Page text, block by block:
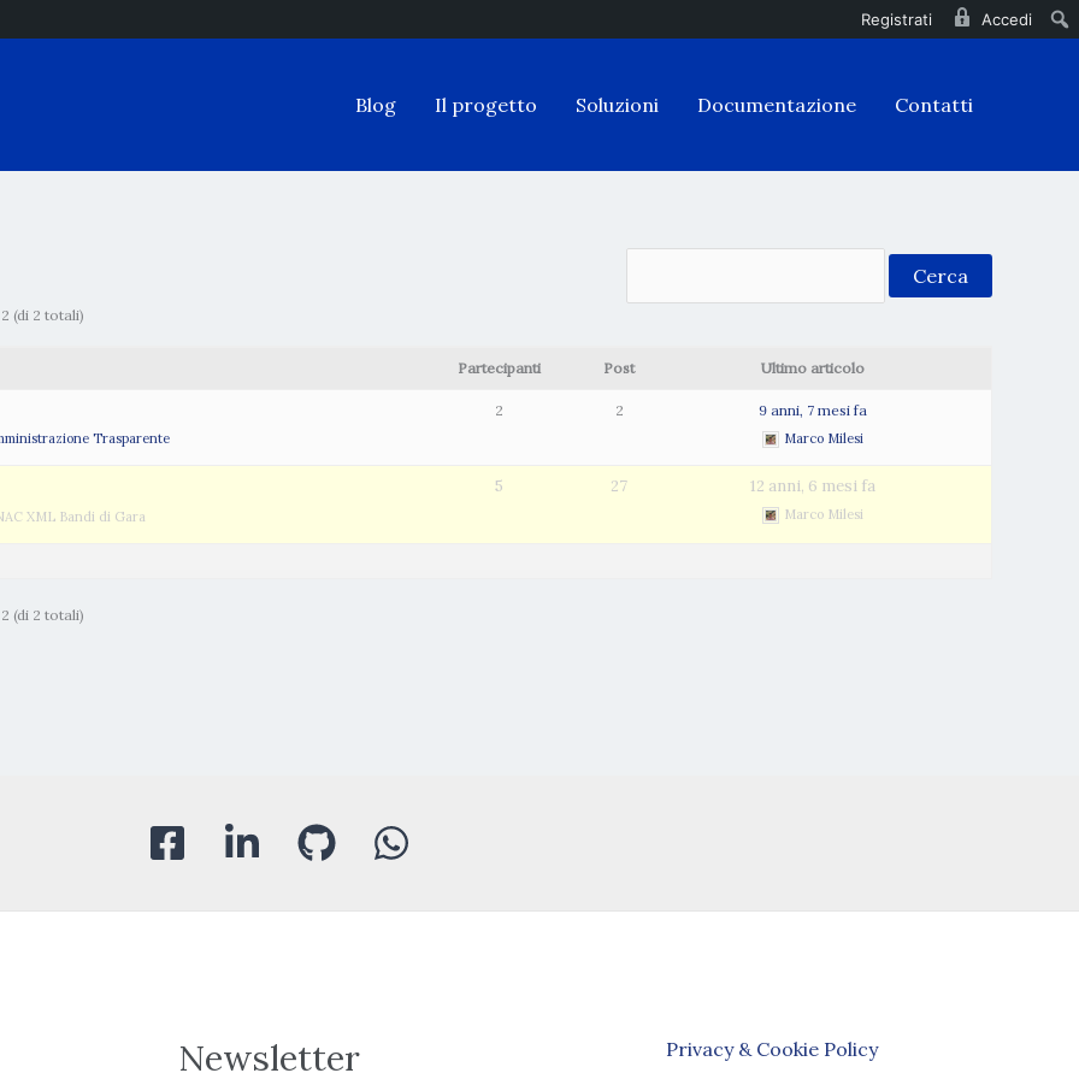
Registrati Accedi
Blog Il progetto Soluzioni Documentazione Contatti
(di 2 totali)
Partecipanti Post Ultimo articolo
Trasparente
2 2 9 anni, 7 mesi fa
Marco Milesi
XML Bandi di Gara
5 27 12 anni, 6 mesi fa
Marco Milesi
(di 2 totali)
Newsletter Privacy & Cookie Policy